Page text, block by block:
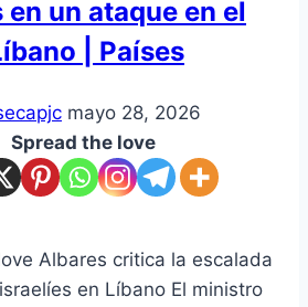
un ataque en el
| Países
mayo 28, 2026
Spread the love
Albares critica la escalada
en Líbano El ministro